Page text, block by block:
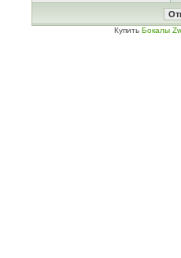
Купить Бокалы